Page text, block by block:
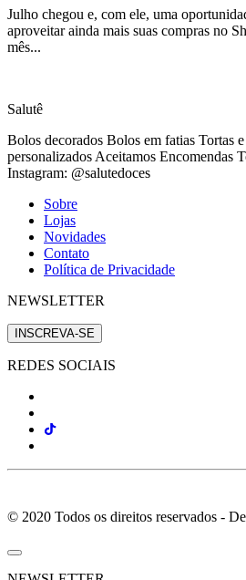
Julho chegou e, com ele, uma
aproveitar ainda mais suas compras no
mês...
Salutê
Bolos decorados Bolos em fatias Tortas
personalizados Aceitamos Encomendas
Instagram: @salutedoces
Sobre
Lojas
Novidades
Contato
Política de Privacidade
NEWSLETTER
INSCREVA-SE
REDES SOCIAIS
© 2020 Todos os direitos reservados -